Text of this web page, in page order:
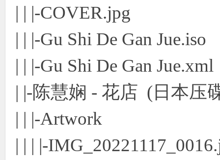
| | |-COVER.jpg
| | |-Gu Shi De Gan Jue.iso
| | |-Gu Shi De Gan Jue.xml
| |-陈慧娴 - 花店 (日本压
| | |-Artwork
| | | |-